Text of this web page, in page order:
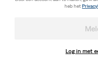
heb het
Log in met